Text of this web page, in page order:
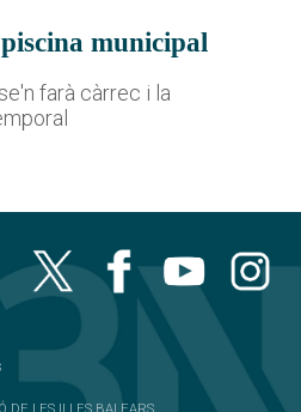
municipal
farà càrrec i la
DE LES ILLES BALEARS